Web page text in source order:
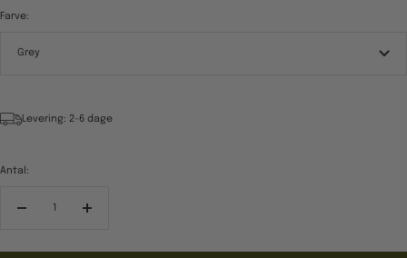
Farve:
Grey
Levering: 2-6 dage
Antal:
Forøg